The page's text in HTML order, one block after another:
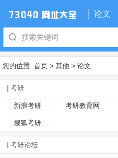
论文
您的位置: 首页 > 其他 > 论文
考研
新浪考研 考研教育网
搜狐考研
考研论坛